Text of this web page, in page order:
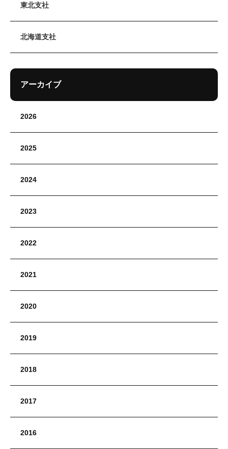
東北支社
北海道支社
アーカイブ
2026
2025
2024
2023
2022
2021
2020
2019
2018
2017
2016